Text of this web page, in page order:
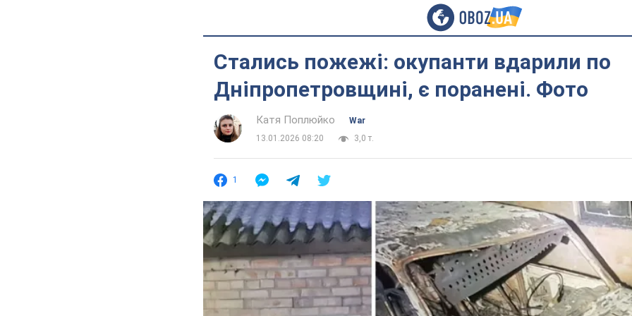
Стались пожежі: окупанти вдарили по
Дніпропетровщині, є поранені. Фото
Катя Поплюйко
War
13.01.2026 08:20
3,0 т.
1